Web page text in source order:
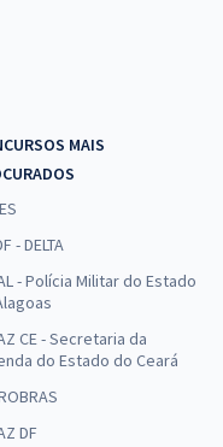
MAIS
- DELTA
- Polícia Militar do Estado
CE - Secretaria da
do Estado do Ceará
DF